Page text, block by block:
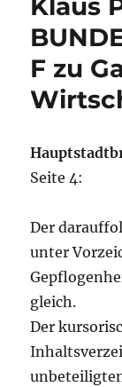
Klaus
F zu
Seite 4:
Der
unter
gleich.
Der